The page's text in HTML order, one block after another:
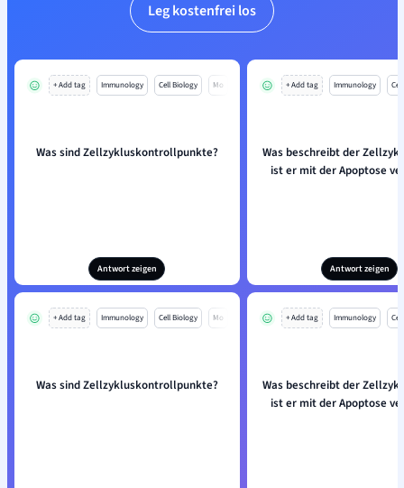
Leg kostenfrei los
+ Add tag Immunology Cell Biology Mo
Was sind Zellzykluskontrollpunkte?
Antwort zeigen
+ Add tag Immunology
Was beschreibt der
ist er mit der Apoptose
Antwort zeigen
+ Add tag Immunology Cell Biology Mo
Was sind Zellzykluskontrollpunkte?
+ Add tag Immunology
Was beschreibt der
ist er mit der Apoptose